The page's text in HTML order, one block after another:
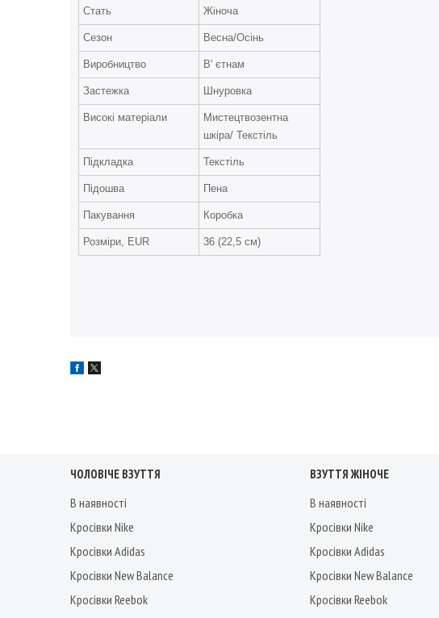
Стать Жіноча
Сезон Весна/Осінь
Виробництво В' єтнам
Застежка Шнуровка
Високі матеріали
Мистецтвозентна
шкіра/ Текстіль
Підкладка Текстіль
Підошва Пена
Пакування Коробка
Розміри, EUR 36 (22,5 см)
ЧОЛОВІЧЕ ВЗУТТЯ
В наявності
Кросівки Nike
Кросівки Adidas
Кросівки New Balance
Кросівки Reebok
ВЗУТТЯ ЖІНОЧЕ
В наявності
Кросівки Nike
Кросівки Adidas
Кросівки New Balance
Кросівки Reebok